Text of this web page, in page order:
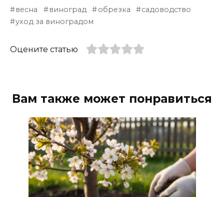
весна виноград обрезка
садоводство
уход за виноградом
Оцените статью
Вам также может понравиться